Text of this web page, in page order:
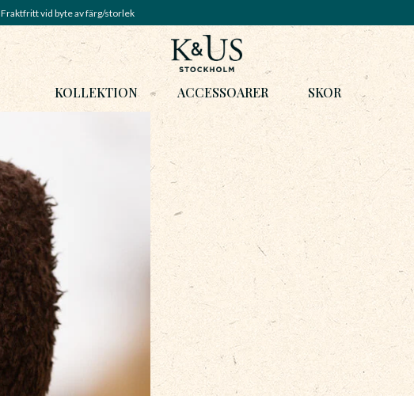
Fraktfritt vid byte av färg/storlek
KOLLEKTION ACCESSOARER SKOR